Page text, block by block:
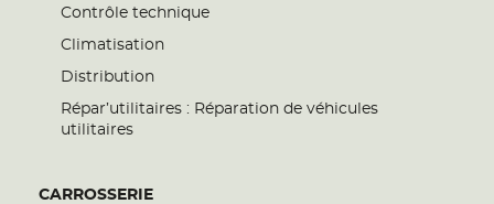
Contrôle technique
Climatisation
Distribution
Répar’utilitaires : Réparation de véhicules
utilitaires
CARROSSERIE